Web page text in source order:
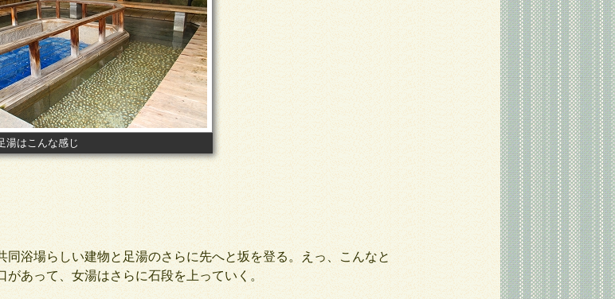
湯はこんな感じ
浴場らしい建物と足湯のさらに先へと坂を登る。えっ、こんなと
あって、女湯はさらに石段を上っていく。